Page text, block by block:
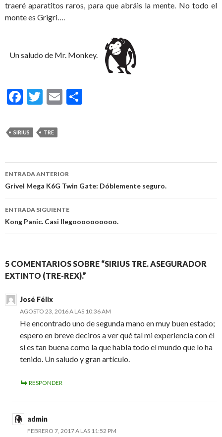
traeré aparatitos raros, para que abráis la mente. No todo el
monte es Grigri….
Un saludo de Mr. Monkey.
F
e
b
o
o
k
T
itt
er
E
ar
r
SIRIUS TRE
Navegación
de
entradas
ENTRADA ANTERIOR
Grivel Mega K6G Twin Gate: Dóblemente seguro.
ENTRADA SIGUIENTE
Kong Panic. Casi llegoooooooooo.
5 COMENTARIOS SOBRE “SIRIUS TRE. ASEGURADOR
EXTINTO (TRE-REX).”
José Félix
AGOSTO 23, 2016 A LAS 10:36 AM
He encontrado uno de segunda mano en muy buen estado;
espero en breve deciros a ver qué tal mi experiencia con él
si es tan buena como la que habla todo el mundo que lo ha
tenido. Un saludo y gran artículo.
RESPONDER
admin
FEBRERO 7, 2017 A LAS 11:52 PM